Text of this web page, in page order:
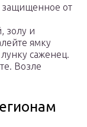
защищенное от
золу и
ямку
саженец.
Возле